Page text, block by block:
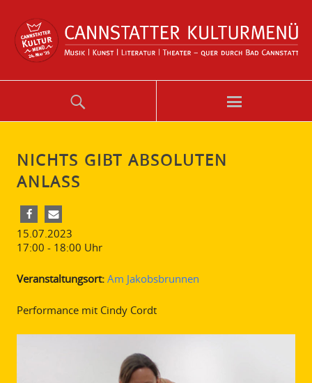
NICHTS GIBT ABSOLUTEN
ANLASS
15.07.2023
17:00 - 18:00 Uhr
Veranstaltungsort: Am Jakobsbrunnen
Performance mit Cindy Cordt